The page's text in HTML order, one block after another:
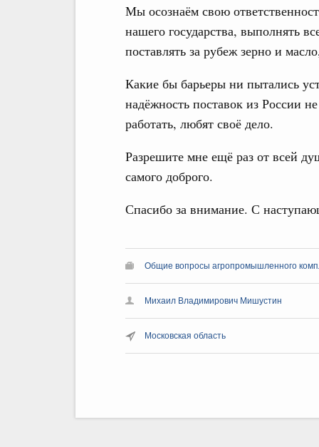
Мы осознаём свою
нашего государства, выполнять
поставлять за рубеж зерно и
Какие бы барьеры ни пытались
надёжность поставок из России
работать, любят своё дело.
Разрешите мне ещё раз от всей
самого доброго.
Спасибо за внимание. С
Общие вопросы агропромышленного
Михаил Владимирович Мишустин
Московская область